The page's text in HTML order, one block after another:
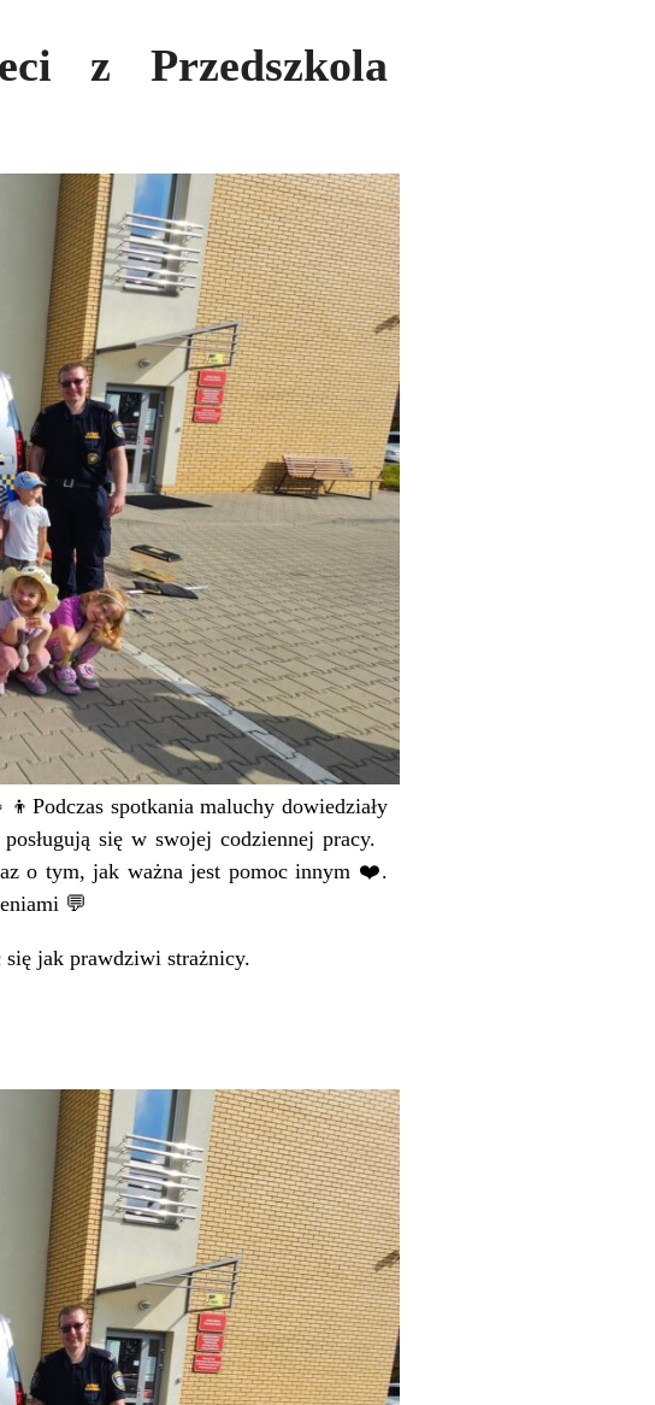
z Przedszkola
👦 Podczas spotkania maluchy dowiedziały
się w swojej codziennej pracy.
o tym, jak ważna jest pomoc innym ❤️.
💬
się jak prawdziwi strażnicy.